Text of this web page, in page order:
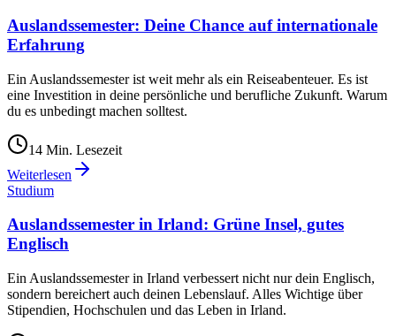
Auslandssemester: Deine Chance auf internationale
Erfahrung
Ein Auslandssemester ist weit mehr als ein Reiseabenteuer. Es ist
eine Investition in deine persönliche und berufliche Zukunft. Warum
du es unbedingt machen solltest.
14 Min. Lesezeit
Weiterlesen
Studium
Auslandssemester in Irland: Grüne Insel, gutes
Englisch
Ein Auslandssemester in Irland verbessert nicht nur dein Englisch,
sondern bereichert auch deinen Lebenslauf. Alles Wichtige über
Stipendien, Hochschulen und das Leben in Irland.